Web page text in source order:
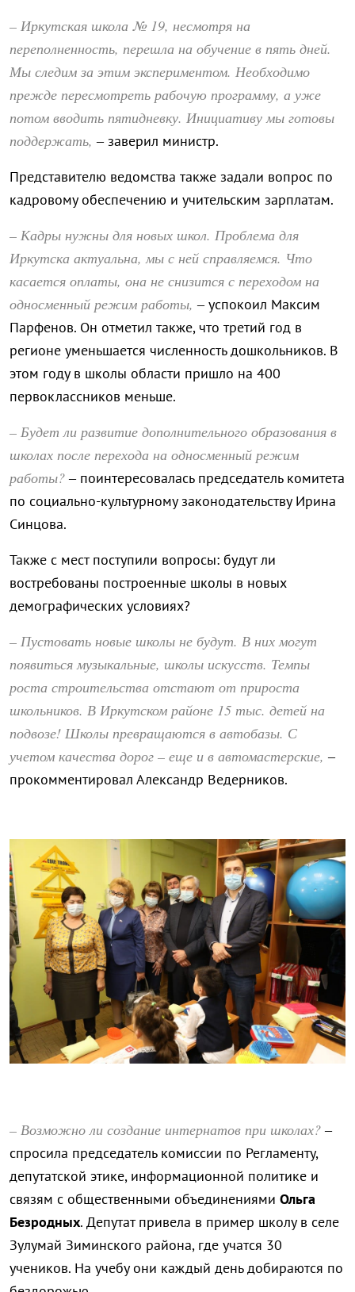
– Иркутская школа № 19, несмотря на
переполненность, перешла на обучение в пять дней.
Мы следим за этим экспериментом. Необходимо
прежде пересмотреть рабочую программу, а уже
потом вводить пятидневку. Инициативу мы готовы
поддержать, – заверил министр.
Представителю ведомства также задали вопрос по
кадровому обеспечению и учительским зарплатам.
– Кадры нужны для новых школ. Проблема для
Иркутска актуальна, мы с ней справляемся. Что
касается оплаты, она не снизится с переходом на
односменный режим работы, – успокоил Максим
Парфенов. Он отметил также, что третий год в
регионе уменьшается численность дошкольников. В
этом году в школы области пришло на 400
первоклассников меньше.
– Будет ли развитие дополнительного образования в
школах после перехода на односменный режим
работы?– поинтересовалась председатель комитета
по социально-культурному законодательству Ирина
Синцова.
Также с мест поступили вопросы: будут ли
востребованы построенные школы в новых
демографических условиях?
– Пустовать новые школы не будут. В них могут
появиться музыкальные, школы искусств. Темпы
роста строительства отстают от прироста
школьников. В Иркутском районе 15 тыс. детей на
подвозе! Школы превращаются в автобазы. С
учетом качества дорог – еще и в автомастерские, –
прокомментировал Александр Ведерников.
– Возможно ли создание интернатов при школах?–
спросила председатель комиссии по Регламенту,
депутатской этике, информационной политике и
связям с общественными объединениями Ольга
Безродных. Депутат привела в пример школу в селе
Зулумай Зиминского района, где учатся 30
учеников. На учебу они каждый день добираются по